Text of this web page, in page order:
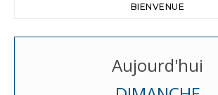
BIENVENUE
Aujourd'hui